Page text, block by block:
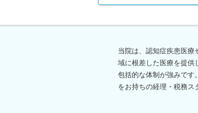
当院は、認知症疾患医療
域に根差した医療を提供
包括的な体制が強みです
をお持ちの経理・税務ス